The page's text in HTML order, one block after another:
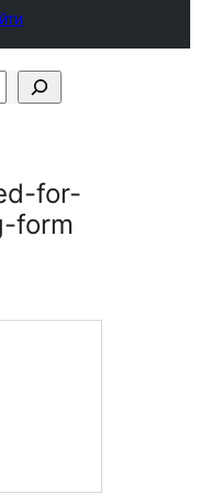
for-
form